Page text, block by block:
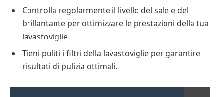
Controlla regolarmente il livello del sale e del
brillantante per ottimizzare le prestazioni della tua
lavastoviglie.
Tieni puliti i filtri della lavastoviglie per garantire
risultati di pulizia ottimali.